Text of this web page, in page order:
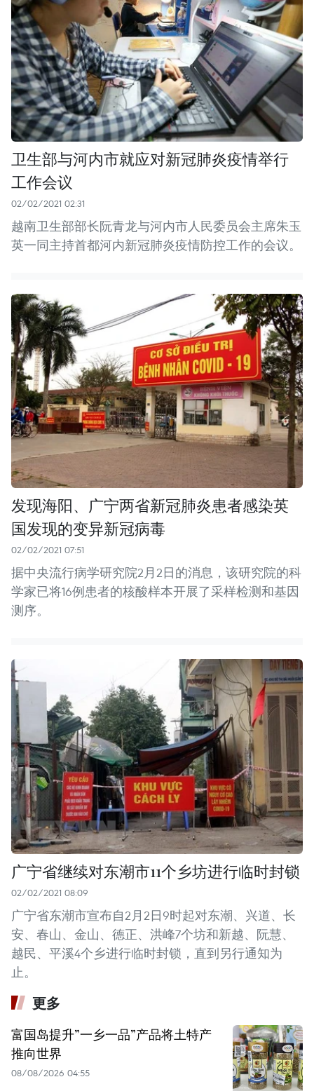
卫生部与河内市就应对新冠肺炎疫情举行
工作会议
02/02/2021 02:31
越南卫生部部长阮青龙与河内市人民委员会主席朱玉
英一同主持首都河内新冠肺炎疫情防控工作的会议。
发现海阳、广宁两省新冠肺炎患者感染英
国发现的变异新冠病毒
02/02/2021 07:51
据中央流行病学研究院2月2日的消息，该研究院的科
学家已将16例患者的核酸样本开展了采样检测和基因
测序。
广宁省继续对东潮市11个乡坊进行临时封锁
02/02/2021 08:09
广宁省东潮市宣布自2月2日9时起对东潮、兴道、长
安、春山、金山、德正、洪峰7个坊和新越、阮慧、
越民、平溪4个乡进行临时封锁，直到另行通知为
止。
更多
富国岛提升”一乡一品”产品将土特产
推向世界
08/08/2026 04:55